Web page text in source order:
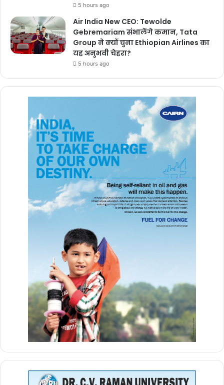
5 hours ago
Air India New CEO: Tewolde
Gebremariam संभालेंगे कमान, Tata
Group ने क्यों चुना Ethiopian Airlines का
यह अनुभवी चेहरा?
5 hours ago